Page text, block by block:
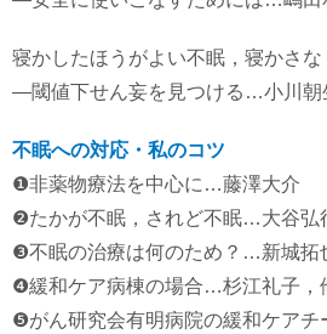
寝かしたほうがよい不眠，寝かさ
―閾値下せん妄を見つける…小川朝
不眠への対応・私のコツ
❶非薬物療法を中心に…藤澤大介
❷たかが不眠，されど不眠…大谷弘
❸不眠の治療は何のため？…新城拓
❹緩和ケア病棟の場合…杉江礼子，
❺がん研究会有明病院の緩和ケア